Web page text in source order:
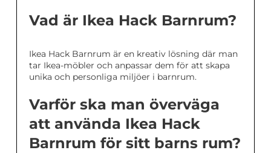
Vad är Ikea Hack Barnrum?
Ikea Hack Barnrum är en kreativ lösning där man
tar Ikea-möbler och anpassar dem för att skapa
unika och personliga miljöer i barnrum.
Varför ska man överväga
att använda Ikea Hack
Barnrum för sitt barns rum?